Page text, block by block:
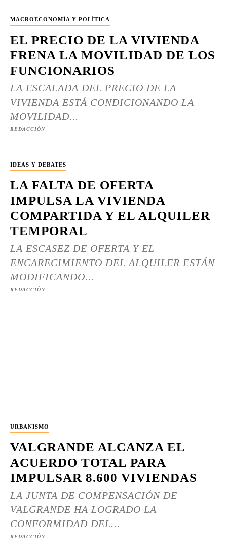
MACROECONOMÍA Y POLÍTICA
EL PRECIO DE LA VIVIENDA
FRENA LA MOVILIDAD DE LOS
FUNCIONARIOS
LA ESCALADA DEL PRECIO DE LA
VIVIENDA ESTÁ CONDICIONANDO LA
MOVILIDAD...
REDACCIÓN
IDEAS Y DEBATES
LA FALTA DE OFERTA
IMPULSA LA VIVIENDA
COMPARTIDA Y EL ALQUILER
TEMPORAL
LA ESCASEZ DE OFERTA Y EL
ENCARECIMIENTO DEL ALQUILER ESTÁN
MODIFICANDO...
REDACCIÓN
URBANISMO
VALGRANDE ALCANZA EL
ACUERDO TOTAL PARA
IMPULSAR 8.600 VIVIENDAS
LA JUNTA DE COMPENSACIÓN DE
VALGRANDE HA LOGRADO LA
CONFORMIDAD DEL...
REDACCIÓN